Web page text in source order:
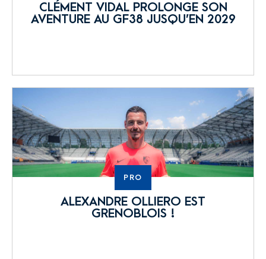
CLÉMENT VIDAL PROLONGE SON
AVENTURE AU GF38 JUSQU’EN 2029
PRO
ALEXANDRE OLLIERO EST
GRENOBLOIS !